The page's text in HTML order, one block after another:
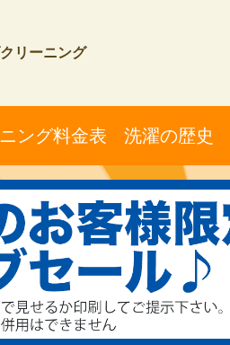
リーニング
ング料金表 洗濯の歴史